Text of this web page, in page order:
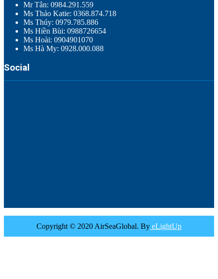
Mr Tân: 0984.291.559
Ms Thảo Katie: 0368.874.718
Ms Thúy: 0979.785.886
Ms Hiền Bùi: 0988726654
Ms Hoài: 0904901070
Ms Hà My: 0928.000.088
Social
Copyright © 2020 AirSeaGlobal. By eLightUp